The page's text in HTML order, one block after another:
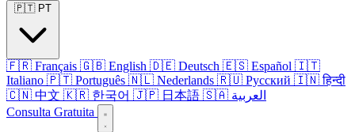
🇫🇷 Français 🇬🇧 English 🇩🇪 Deutsch 🇪🇸 Español 🇮🇹
Italiano 🇵🇹 Português 🇳🇱 Nederlands 🇷🇺 Русский 🇮🇳 हिन्दी
🇨🇳 中文 🇰🇷 한국어 🇯🇵 日本語
🇸🇦 العربية
Consulta Gratuita